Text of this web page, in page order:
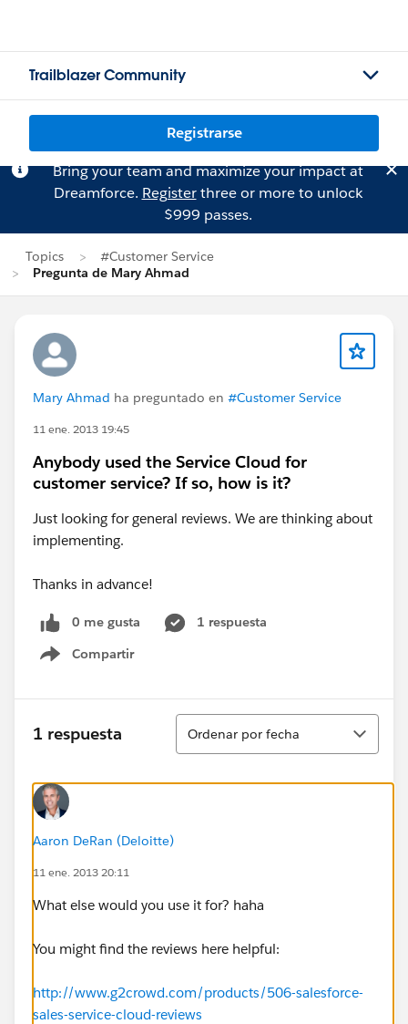
Trailblazer Community
Registrarse
Bring your team and maximize your impact at
Dreamforce. Registerthree or more to unlock
$999 passes.
Topics
#Customer Service
Pregunta de Mary Ahmad
Mary Ahmad ha preguntado en #Customer Service
11 ene. 2013 19:45
Anybody used the Service Cloud for
customer service? If so, how is it?
Just looking for general reviews. We are thinking about
implementing.
Thanks in advance!
0 me gusta
1 respuesta
Compartir
Show menu
1 respuesta
Ordenar
Ordenar por fecha
Aaron DeRan (Deloitte)
11 ene. 2013 20:11
What else would you use it for? haha
You might find the reviews here helpful:
http://www.g2crowd.com/products/506-salesforce-
sales-service-cloud-reviews